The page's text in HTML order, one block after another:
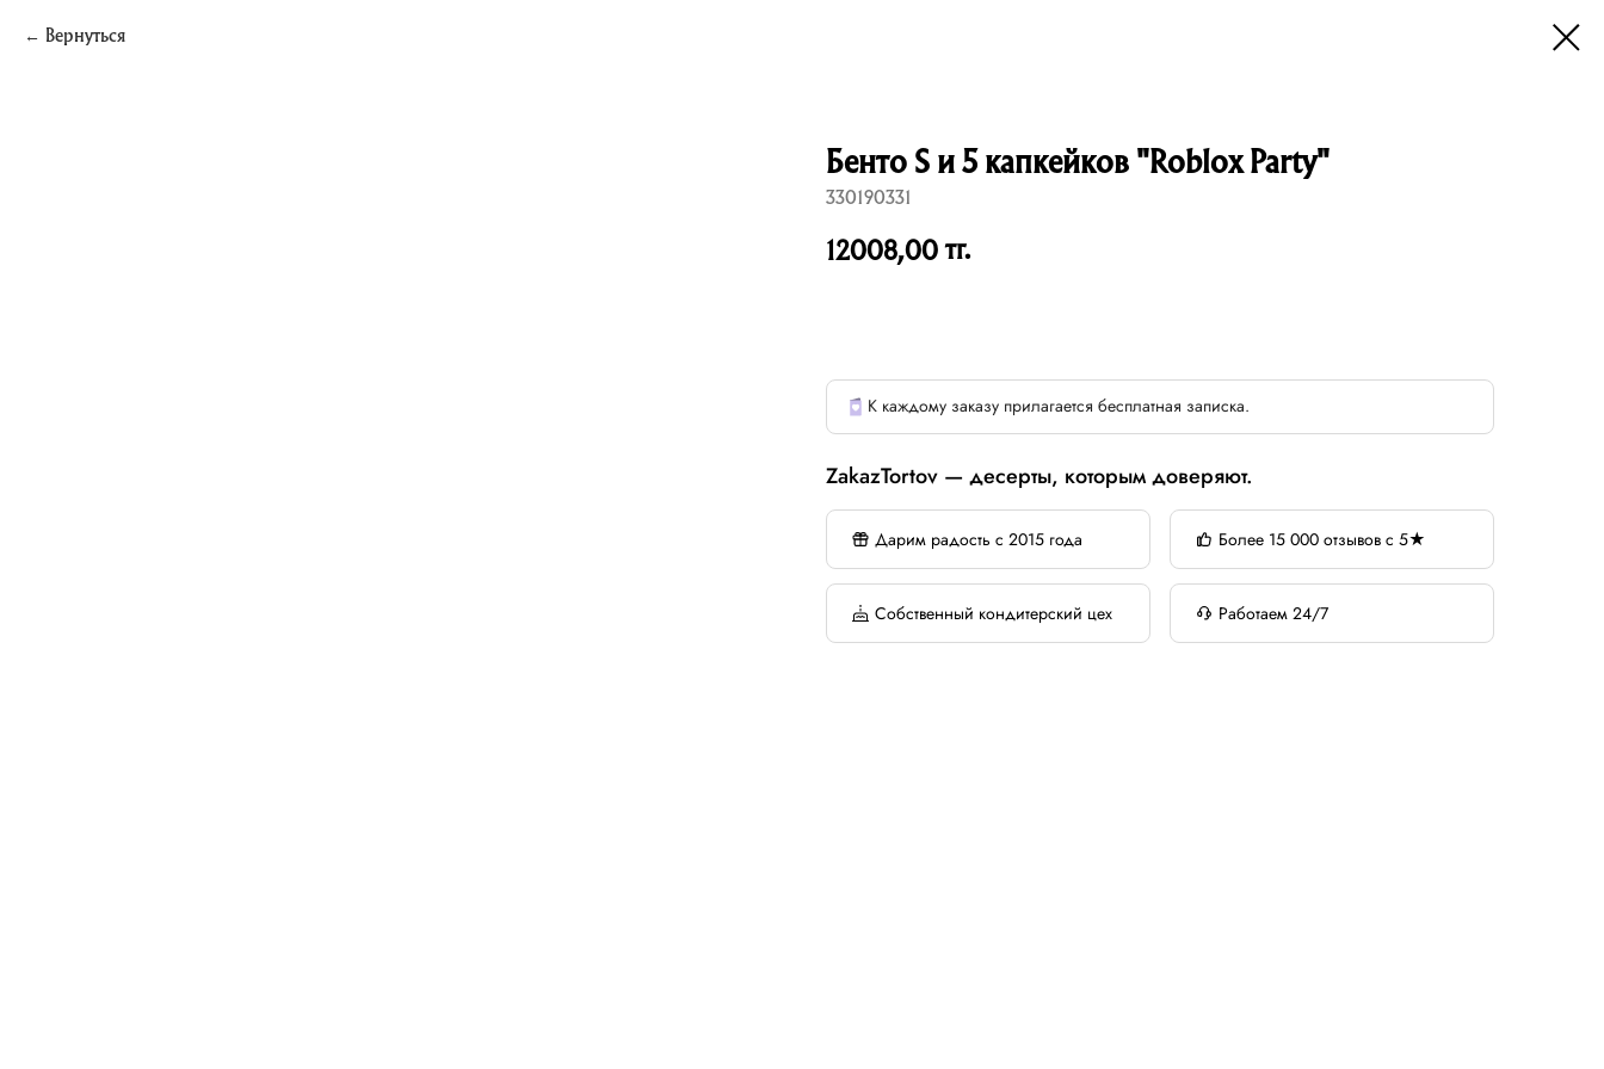
Вернуться
Бенто S и 5 капкейков "Roblox Party"
330190331
12008,00 тг.
К каждому заказу прилагается бесплатная записка.
ZakazTortov — десерты, которым доверяют.
Дарим радость с 2015 года Более 15 000 отзывов с 5★
Собственный кондитерский цех Работаем 24/7